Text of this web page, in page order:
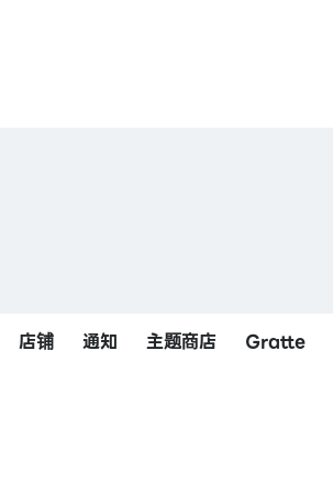
店铺 通知 主题商店 Gratte